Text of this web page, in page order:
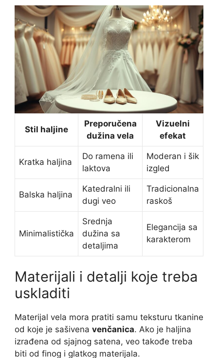
Stil haljine
Preporučena
dužina vela
Vizuelni
efekat
Kratka haljina
Do ramena ili
laktova
Moderan i šik
izgled
Balska haljina
Katedralni ili
dugi veo
Tradicionalna
raskoš
Minimalistička
Srednja
dužina sa
detaljima
Elegancija sa
karakterom
Materijali i detalji koje treba
uskladiti
Materijal vela mora pratiti samu teksturu tkanine
od koje je sašivena venčanica. Ako je haljina
izrađena od sjajnog satena, veo takođe treba
biti od finog i glatkog materijala.